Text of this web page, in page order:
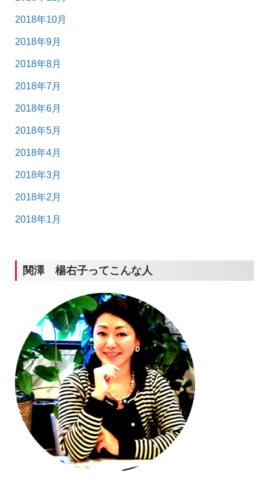
2018年10月
2018年9月
2018年8月
2018年7月
2018年6月
2018年5月
2018年4月
2018年3月
2018年2月
2018年1月
関澤 楊右子ってこんな人